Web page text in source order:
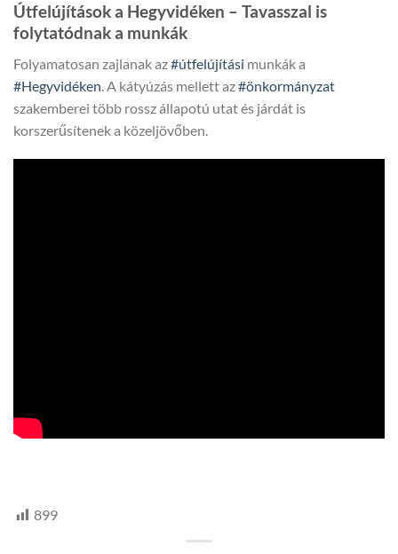
Útfelújítások a Hegyvidéken – Tavasszal is
folytatódnak a munkák
Folyamatosan zajlanak az#útfelújítási munkák a
#Hegyvidéken . A kátyúzás mellett az#önkormányzat
szakemberei több rossz állapotú utat és járdát is
korszerűsítenek a közeljövőben.
899